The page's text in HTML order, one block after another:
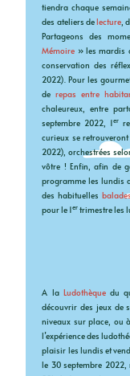
tiendra chaque
des ateliers delecture,
Partageons des
Mémoire » les mardis
conservation des
2022). Pour les
derepas entre
chaleureux, entre
septembre 2022, 1er
curieux se
2022), orchestrées
vôtre ! Enfin, afin de
programme les lundis
des habituelles
pour le 1er trimestre les
A la Ludothèquedu
découvrir des jeux de
niveaux sur place, ou
l’expérience des
plaisir les lundis et
le 30 septembre